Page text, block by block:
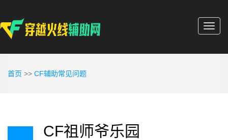
首页 >> CF辅助常见问题
CF祖师爷乐园